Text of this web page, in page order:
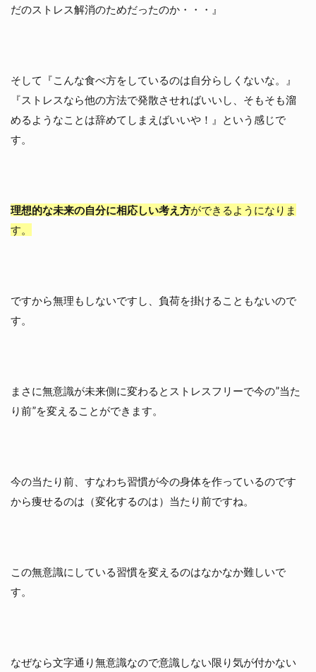
だのストレス解消のためだったのか・・・』
そして『こんな食べ方をしているのは自分らしくないな。』
『ストレスなら他の方法で発散させればいいし、そもそも溜
めるようなことは辞めてしまえばいいや！』という感じで
す。
理想的な未来の自分に相応しい考え方ができるようになりま
す。
ですから無理もしないですし、負荷を掛けることもないので
す。
まさに無意識が未来側に変わるとストレスフリーで今の”当た
り前”を変えることができます。
今の当たり前、すなわち習慣が今の身体を作っているのです
から痩せるのは（変化するのは）当たり前ですね。
この無意識にしている習慣を変えるのはなかなか難しいで
す。
なぜなら文字通り無意識なので意識しない限り気が付かない